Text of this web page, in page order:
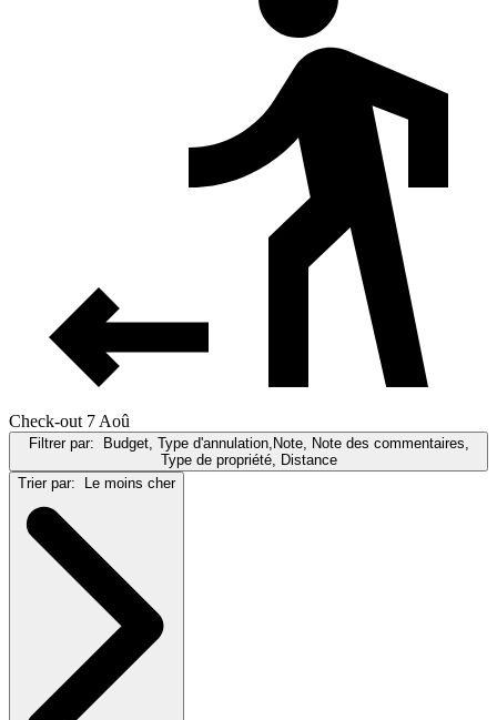
Check-out 7 Aoû
Filtrer par: Budget, Type d'annulation,Note, Note des commentaires,
Type de propriété, Distance
Trier par: Le moins cher